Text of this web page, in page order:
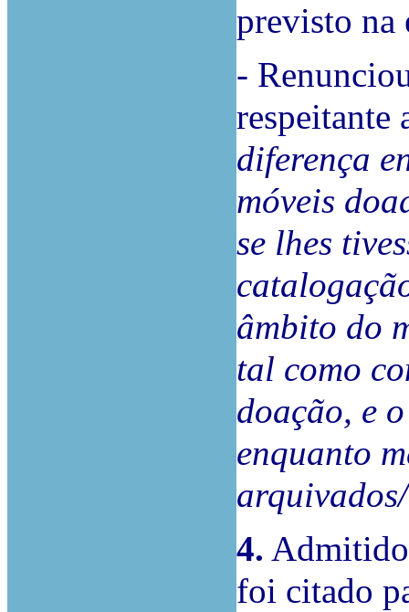
previsto na
-
respeitante
diferença
móveis
se lhes
âmbito do
tal como
doação, e
enquanto
4.
foi citado